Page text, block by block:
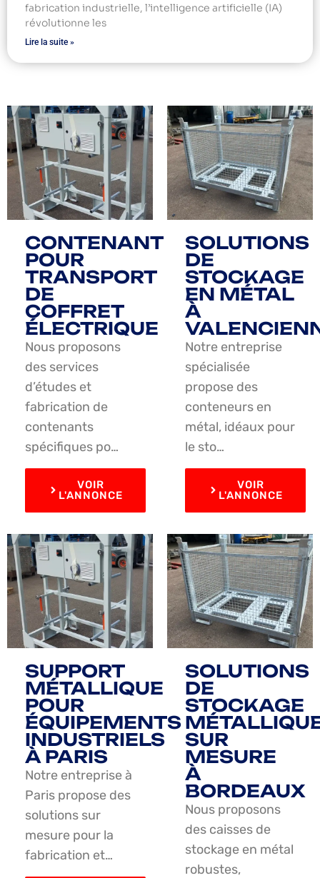
fabrication industrielle, l’intelligence artificielle (IA)
révolutionne les
Lire la suite »
CONTENANT
POUR
TRANSPORT
DE
COFFRET
ÉLECTRIQUE
Nous proposons
des services
d’études et
fabrication de
contenants
spécifiques po…
VOIR
L'ANNONCE
SOLUTIONS
DE
STOCKAGE
EN MÉTAL
À
Notre entreprise
spécialisée
propose des
conteneurs en
métal, idéaux pour
le sto…
VOIR
L'ANNONCE
SUPPORT
MÉTALLIQUE
POUR
ÉQUIPEMENTS
INDUSTRIELS
À PARIS
Notre entreprise à
Paris propose des
solutions sur
mesure pour la
fabrication et…
SOLUTIONS
DE
STOCKAGE
SUR
MESURE
À
BORDEAUX
Nous proposons
des caisses de
stockage en métal
robustes,